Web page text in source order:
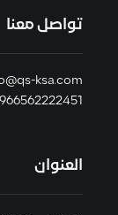
تواصل معنا
ksa.com
966562222451+
العنوان